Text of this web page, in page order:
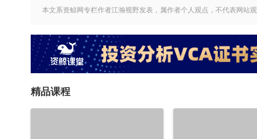
本文系资鲸网专栏作者江瀚视野发表，属作者个人观点，不代表网站
精品课程